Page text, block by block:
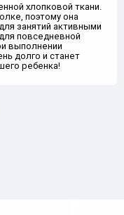
хлопковой ткани.
поэтому она
занятий активными
повседневной
выполнении
долго и станет
ребенка!